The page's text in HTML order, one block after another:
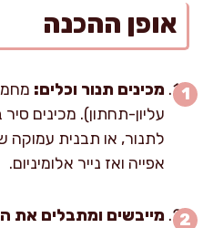
אופן ההכנה
מכינים תנור וכלים:
עליון-תחתון). מכינים
לתנור, או תבנית עמוקה
אפייה ואז נייר אלומיניום.
מייבשים ומתבלים את